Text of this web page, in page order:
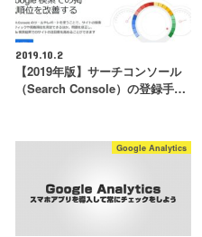
2019.10.2
【2019年版】サーチコンソール
（Search Console）の登録手…
Google Analytics